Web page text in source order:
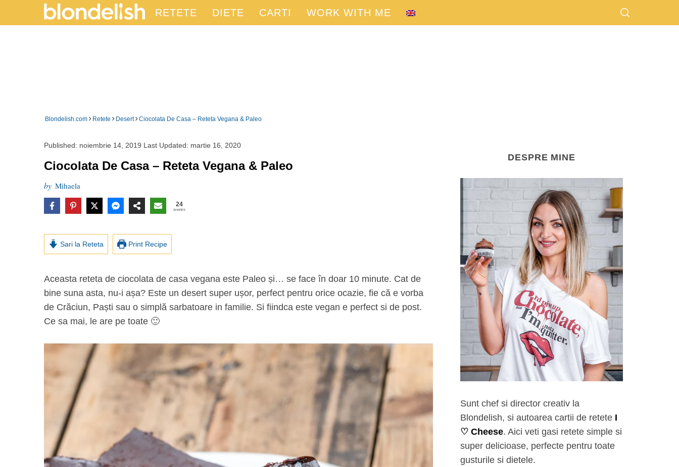
RETETE DIETE CARTI WORK WITH ME
Blondelish.com › Retete › Desert ›Ciocolata De Casa – Reteta Vegana & Paleo
Published: noiembrie 14, 2019 Last Updated: martie 16, 2020
Ciocolata De Casa – Reteta Vegana & Paleo
by Mihaela
24
SHARES
Sari la Reteta Print Recipe
Aceasta reteta de ciocolata de casa vegana este Paleo și… se face în doar 10 minute. Cat de
bine suna asta, nu-i așa? Este un desert super ușor, perfect pentru orice ocazie, fie că e vorba
de Crăciun, Paști sau o simplă sarbatoare in familie. Si fiindca este vegan e perfect si de post.
Ce sa mai, le are pe toate 🙂
DESPRE MINE
Sunt chef si director creativ la
Blondelish, si autoarea cartii de retete I
♡ Cheese. Aici veti gasi retete simple si
super delicioase, perfecte pentru toate
gusturile si dietele.